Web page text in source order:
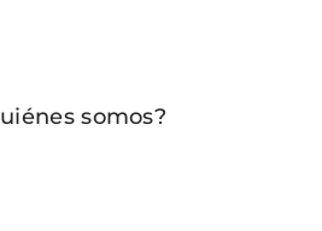
somos?